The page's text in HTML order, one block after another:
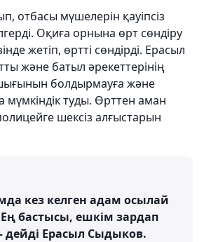
отбасы мүшелерін қауіпсіз
Оқиға орнына өрт сөндіру
жетіп, өртті сөндірді. Ерасыл
және батыл әрекеттерінің
болдырмауға және
туды. Өрттен аман
шексіз алғыстарын
кез келген адам осылай
бастысы, ешкім зардап
Ерасыл Сыдыков.